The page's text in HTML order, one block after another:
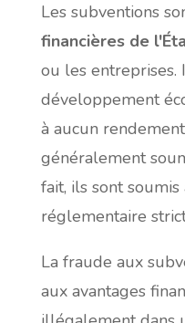
Les subventions
financières de
ou les entreprises.
développement
à aucun
généralement
fait, ils sont
réglementaire
La fraude aux
aux avantages